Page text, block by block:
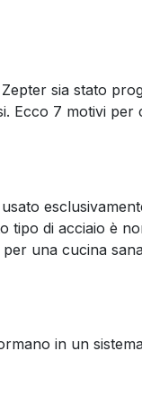
sia stato
7 motivi
tipo di acciaio è
una cucina
in un